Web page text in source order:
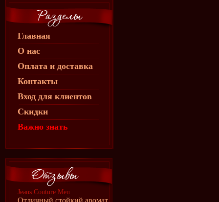
Главная
О нас
Оплата и доставка
Контакты
Вход для клиентов
Скидки
Важно знать
Jeans Couture Men
Отличный,стойкий аромат.